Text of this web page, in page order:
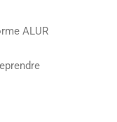
ALUR